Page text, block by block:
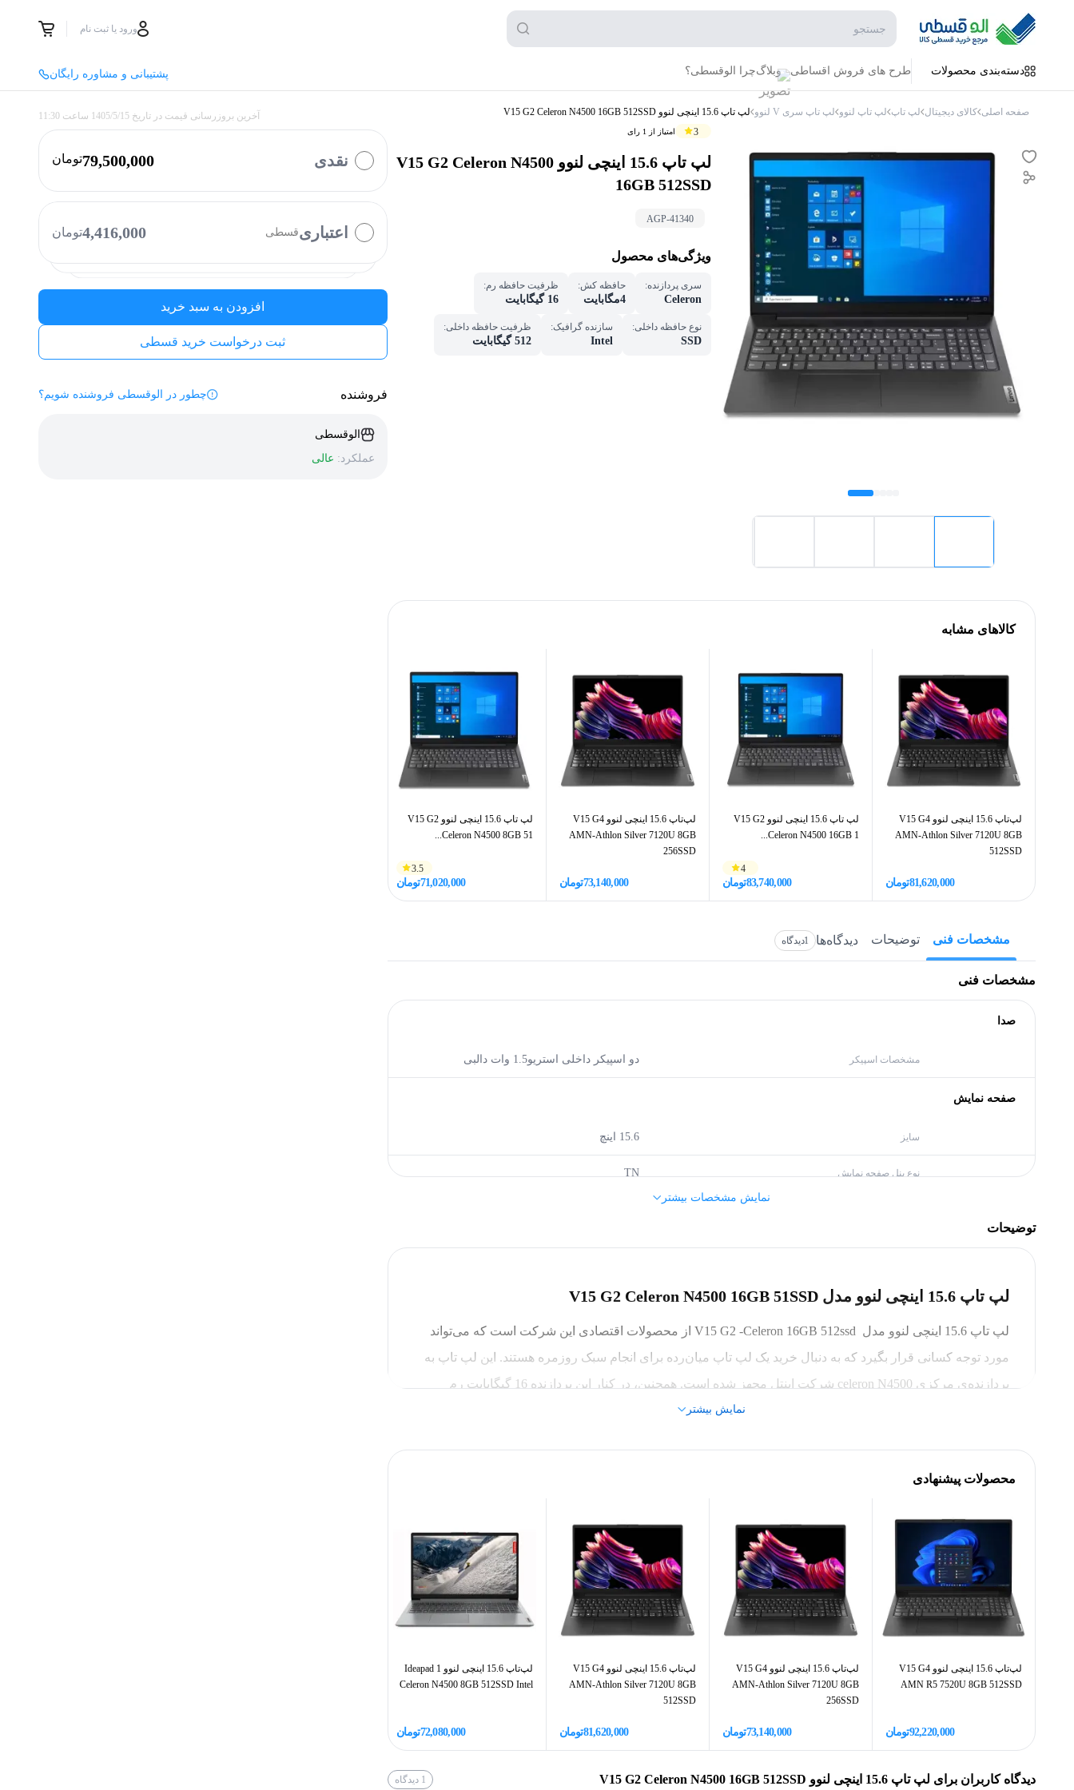
جستجو در فروشگاه
ورود یا ثبت نام
دسته‌بندی محصولات طرح های فروش اقساطی وبلاگچرا الوقسطی؟ پشتیبانی و مشاوره رایگان
صفحه اصلی کالای دیجیتال لپ تاپ لپ تاپ لنوو لپ تاپ سری V لنوو
لپ تاپ 15.6 اینچی لنوو V15 G2 Celeron N4500 16GB 512SSD
3
امتیاز از 1 رای
لپ تاپ 15.6 اینچی لنوو V15 G2 Celeron N4500
16GB 512SSD
AGP-41340
ویژگی‌های محصول
سری پردازنده:
Celeron
حافظه کش:
4مگابایت
ظرفیت حافظه رم:
16 گیگابایت
نوع حافظه داخلی:
SSD
سازنده گرافیک:
Intel
ظرفیت حافظه داخلی:
512 گیگابایت
کالاهای مشابه
لپ‌تاپ 15.6 اینچی لنوو V15 G4
AMN-Athlon Silver 7120U 8GB
512SSD
81,620,000تومان
لپ تاپ 15.6 اینچی لنوو V15 G2
Celeron N4500 16GB 1...
4
83,740,000تومان
لپ‌تاپ 15.6 اینچی لنوو V15 G4
AMN-Athlon Silver 7120U 8GB
256SSD
73,140,000تومان
لپ تاپ 15.6 اینچی لنوو V15 G2
Celeron N4500 8GB 51...
3.5
71,020,000تومان
مشخصات فنی توضیحات دیدگاه‌ها 1دیدگاه
مشخصات فنی
صدا
مشخصات اسپیکر دو اسپیکر داخلی استریو1.5 وات دالبی
صفحه نمایش
سایز 15.6 اینچ
نوع پنل صفحه نمایش TN
مشخصات کلی
پردازنده
مدل پردازنده N4500
تعداد هسته 2 هسته
تعداد رشته 2 رشته
ظرفیت حافظه رم 16 گیگابایت
نمایش مشخصات بیشتر
توضیحات
لپ تاپ 15.6 اینچی لنوو مدل V15 G2 Celeron N4500 16GB 51SSD
لپ تاپ 15.6 اینچی لنوو مدل V15 G2 -Celeron 16GB 512ssd از محصولات اقتصادی این شرکت است که می‌تواند
مورد توجه کسانی قرار بگیرد که به دنبال خرید یک لپ تاپ میان‌رده برای انجام سبک روزمره هستند. این لپ تاپ به
پردازنده‌ی مرکزی celeron N4500 شرکت اینتل مجهز شده است. همچنین، در کنار این پردازنده 16 گیگابایت رم
DDR4 با سرعت 2933 مگاهرتز تعبیه شده است. این میزان از حافظه و سرعت رم در کنار حافظه‌ی ذخیره‌سازی
شما می‌توانید برای
خرید لپ تاپ لنوو اقساطیو یا در کل خرید لپ تاپ اقساطیبه سایت الوقسطی مراجعه
فرمایید.
نمایش بیشتر
محصولات پیشنهادی
لپ‌تاپ 15.6 اینچی لنوو V15 G4
AMN R5 7520U 8GB 512SSD
92,220,000تومان
لپ‌تاپ 15.6 اینچی لنوو V15 G4
AMN-Athlon Silver 7120U 8GB
256SSD
73,140,000تومان
لپ‌تاپ 15.6 اینچی لنوو V15 G4
AMN-Athlon Silver 7120U 8GB
512SSD
81,620,000تومان
لپ‌تاپ 15.6 اینچی لنوو Ideapad 1
Celeron N4500 8GB 512SSD Intel
72,080,000تومان
دیدگاه کاربران برای لپ تاپ 15.6 اینچی لنوو V15 G2 Celeron N4500 16GB 512SSD 1 دیدگاه
آخرین بروزرسانی قیمت در تاریخ 1405/5/15 ساعت 11:30
نقدی 79,500,000تومان
اعتباریقسطی 4,416,000تومان
با چه روشی میخواهید پرداخت کنید؟
نوپی فیروزه
افزودن به سبد خرید
ثبت درخواست خرید قسطی
فروشنده چطور در الوقسطی فروشنده شویم؟
الوقسطی
عملکرد: عالی